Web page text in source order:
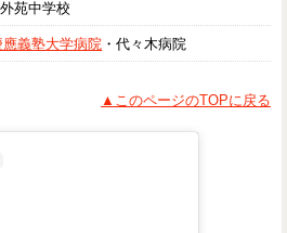
苑中学校
應義塾大学病院 ・代々木病院
▲このページのTOPに戻る